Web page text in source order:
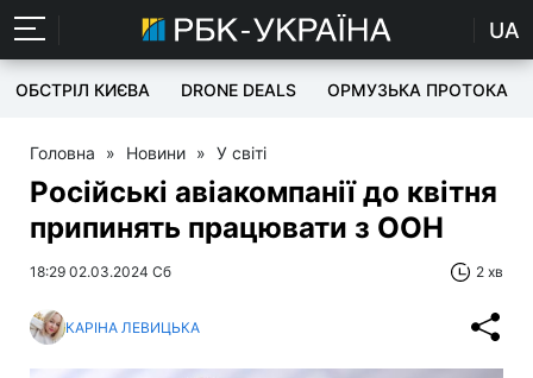
UA
ОБСТРІЛ КИЄВА DRONE DEALS ОРМУЗЬКА ПРОТОКА
Головна » Новини » У світі
Російські авіакомпанії до квітня
припинять працювати з ООН
18:29 02.03.2024 Сб 2 хв
КАРІНА ЛЕВИЦЬКА